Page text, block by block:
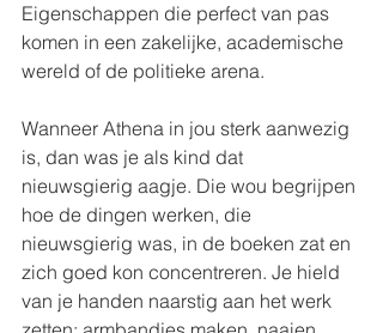
Eigenschappen die perfect van pas
komen in een zakelijke, academische
wereld of de politieke arena.
Wanneer Athena in jou sterk aanwezig
is, dan was je als kind dat
nieuwsgierig aagje. Die wou begrijpen
hoe de dingen werken, die
nieuwsgierig was, in de boeken zat en
zich goed kon concentreren. Je hield
van je handen naarstig aan het werk